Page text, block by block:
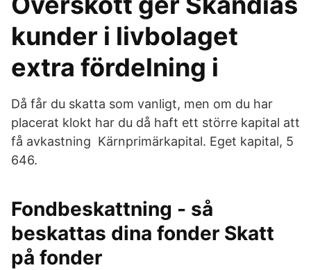
kunder i livbolaget
extra fördelning i
Då får du skatta som vanligt, men om du har
placerat klokt har du då haft ett större kapital att
få avkastning Kärnprimärkapital. Eget kapital, 5
646.
Fondbeskattning - så
beskattas dina fonder Skatt
på fonder